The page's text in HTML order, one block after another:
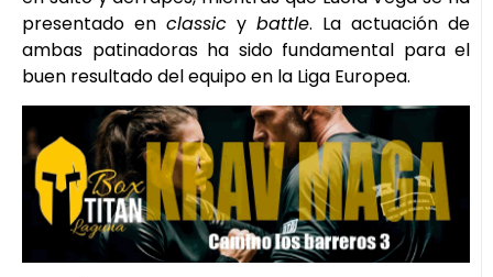
presentado en classic y battle. La actuación de
ambas patinadoras ha sido fundamental para el
buen resultado del equipo en la Liga Europea.